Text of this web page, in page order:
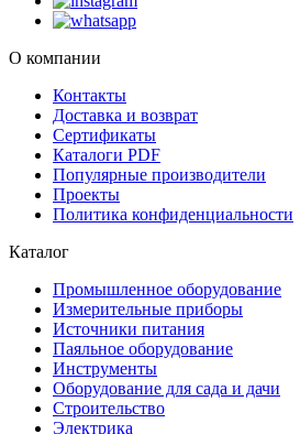
О компании
Контакты
Доставка и возврат
Сертификаты
Каталоги PDF
Популярные производители
Проекты
Политика конфиденциальности
Каталог
Промышленное оборудование
Измерительные приборы
Источники питания
Паяльное оборудование
Инструменты
Оборудование для сада и дачи
Строительство
Электрика